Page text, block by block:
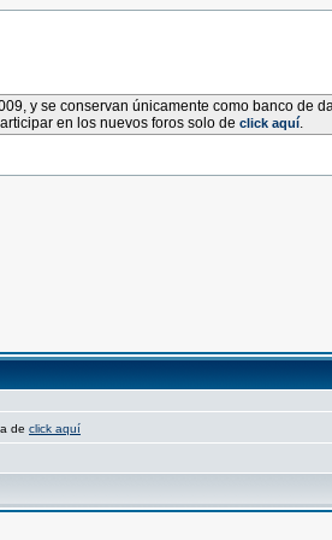
y se conservan únicamente como banco de
en los nuevos foros solo de click aquí.
de click aquí